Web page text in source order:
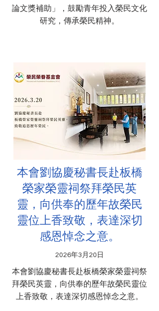
論文獎補助」，鼓勵青年投入榮民文化
研究，傳承榮民精神。
本會劉協慶秘書長赴板橋
榮家榮靈祠祭拜榮民英
靈，向供奉的歷年故榮民
靈位上香致敬，表達深切
感恩悼念之意。
2026年3月20日
本會劉協慶秘書長赴板橋榮家榮靈祠祭
拜榮民英靈，向供奉的歷年故榮民靈位
上香致敬，表達深切感恩悼念之意。